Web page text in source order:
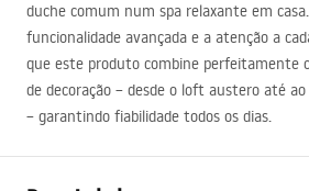
duche comum num spa relaxante em
funcionalidade avançada e a atenção a
que este produto combine perfeitamente
de decoração – desde o loft austero até
– garantindo fiabilidade todos os dias.